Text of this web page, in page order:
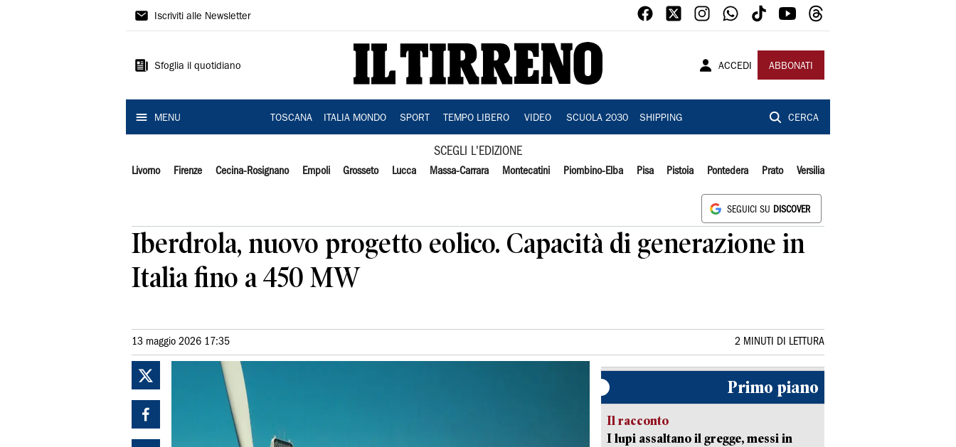
Il
Iscriviti alle Newsletter
Sfoglia il quotidiano ACCEDI ABBONATI
MENU TOSCANA ITALIA MONDO SPORT TEMPO LIBERO VIDEO SCUOLA 2030 SHIPPING CERCA
SCEGLI L'EDIZIONE
Livorno Firenze Cecina-Rosignano Empoli Grosseto Lucca Massa-Carrara Montecatini Piombino-Elba Pisa Pistoia Pontedera Prato Versilia
SEGUICI SU DISCOVER
Iberdrola, nuovo progetto eolico. Capacità di generazione in
Italia fino a 450 MW
13 maggio 2026 17:35 2 MINUTI DI LETTURA
Primo piano
Il racconto
I lupi assaltano il gregge, messi in